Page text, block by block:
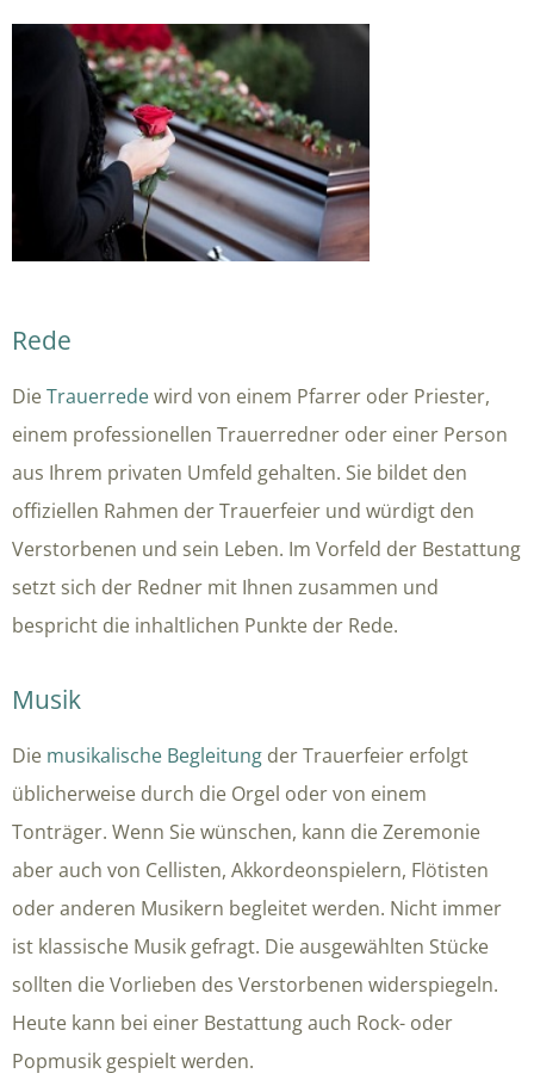
Rede
DieTrauerredewird von einem Pfarrer oder Priester,
einem professionellen Trauerredner oder einer Person
aus Ihrem privaten Umfeld gehalten. Sie bildet den
offiziellen Rahmen der Trauerfeier und würdigt den
Verstorbenen und sein Leben. Im Vorfeld der Bestattung
setzt sich der Redner mit Ihnen zusammen und
bespricht die inhaltlichen Punkte der Rede.
Musik
Die musikalische Begleitung der Trauerfeier erfolgt
üblicherweise durch die Orgel oder von einem
Tonträger. Wenn Sie wünschen, kann die Zeremonie
aber auch von Cellisten, Akkordeonspielern, Flötisten
oder anderen Musikern begleitet werden. Nicht immer
ist klassische Musik gefragt. Die ausgewählten Stücke
sollten die Vorlieben des Verstorbenen widerspiegeln.
Heute kann bei einer Bestattung auch Rock- oder
Popmusik gespielt werden.